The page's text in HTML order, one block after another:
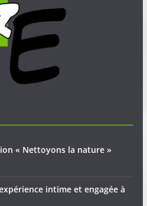
« Nettoyons la nature »
intime et engagée à